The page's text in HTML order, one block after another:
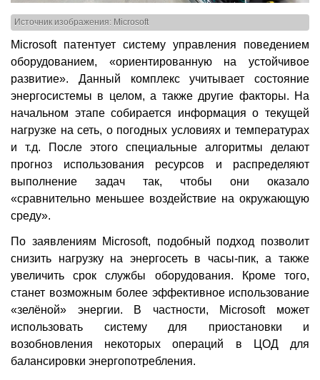
Источник изображения: Microsoft
Microsoft патентует систему управления поведением
оборудованием, «ориентированную на устойчивое
развитие». Данный комплекс учитывает состояние
энергосистемы в целом, а также другие факторы. На
начальном этапе собирается информация о текущей
нагрузке на сеть, о погодных условиях и температурах
и т.д. После этого специальные алгоритмы делают
прогноз использования ресурсов и распределяют
выполнение задач так, чтобы они оказало
«сравнительно меньшее воздействие на окружающую
среду».
По заявлениям Microsoft, подобный подход позволит
снизить нагрузку на энергосеть в часы-пик, а также
увеличить срок службы оборудования. Кроме того,
станет возможным более эффективное использование
«зелёной» энергии. В частности, Microsoft может
использовать систему для приостановки и
возобновления некоторых операций в ЦОД для
балансировки энергопотребления.